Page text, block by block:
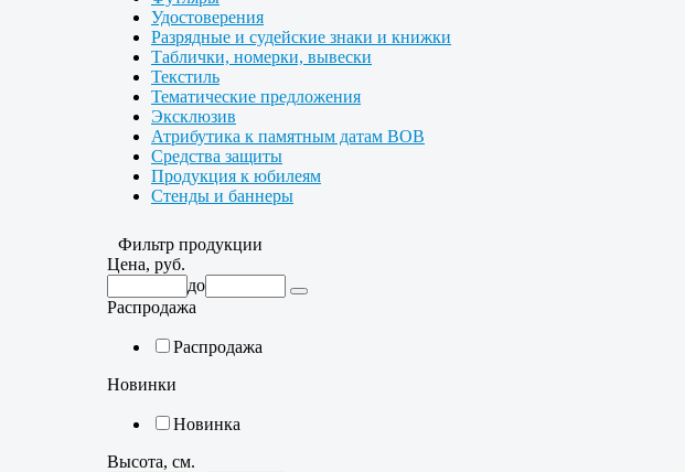
Удостоверения
Разрядные и судейские знаки и книжки
Таблички, номерки, вывески
Текстиль
Тематические предложения
Эксклюзив
Атрибутика к памятным датам ВОВ
Средства защиты
Продукция к юбилеям
Стенды и баннеры
Фильтр продукции
Цена, руб.
до
Распродажа
Распродажа
Новинки
Новинка
Высота, см.